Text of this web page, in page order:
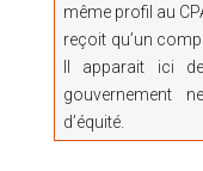
même profil au
reçoit qu’un
Il apparait ici
gouvernement
d’équité.